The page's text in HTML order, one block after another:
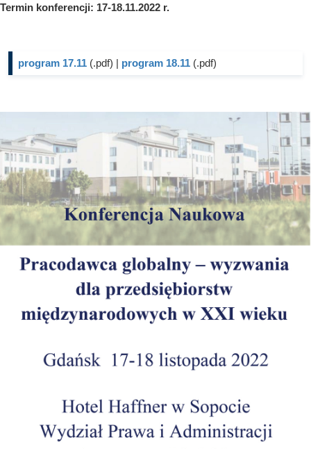
Termin konferencji: 17-18.11.2022 r.
program 17.11 (.pdf) | program 18.11 (.pdf)